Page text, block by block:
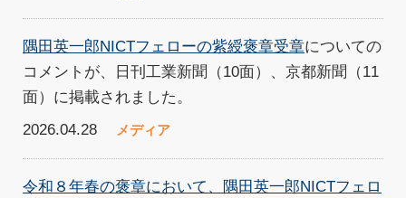
隅田英一郎NICTフェローの紫綬褒章受章についての
コメントが、日刊工業新聞（10面）、京都新聞（11
面）に掲載されました。
2026.04.28
メディア
令和８年春の褒章において、隅田英一郎NICTフェロ